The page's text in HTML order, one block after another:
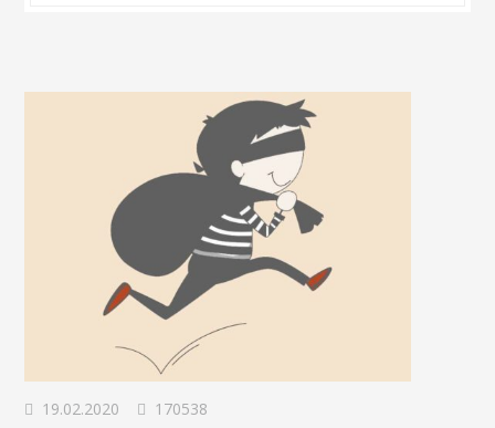
19.02.2020 170538